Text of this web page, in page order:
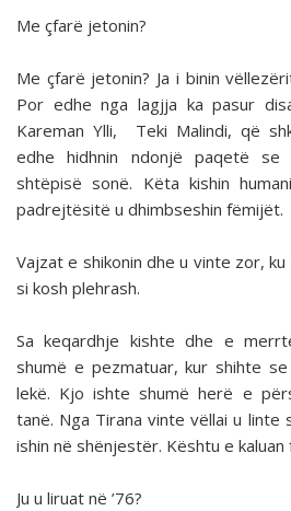
Me çfarë jetonin?
Me çfarë jetonin? Ja i binin
Por edhe nga lagjja ka pasur
Kareman Ylli, Teki Malindi, që
edhe hidhnin ndonjë paqetë
shtëpisë sonë. Këta kishin
padrejtësitë u dhimbseshin fëmijët.
Vajzat e shikonin dhe u vinte zor,
si kosh plehrash.
Sa keqardhje kishte dhe e
shumë e pezmatuar, kur shihte
lekë. Kjo ishte shumë herë e
tanë. Nga Tirana vinte vëllai u linte
ishin në shënjestër. Kështu e
Ju u liruat në ’76?